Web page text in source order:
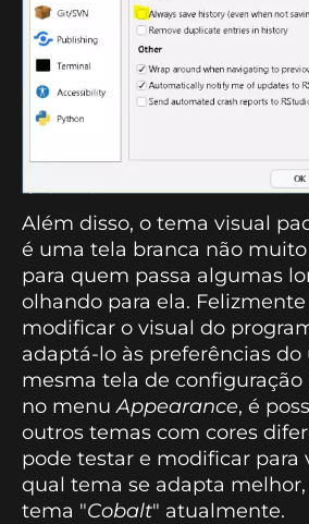
Além disso, o tema visual
é uma tela branca não
para quem passa algumas
olhando para ela.
modificar o visual do
adaptá-lo às preferências do
mesma tela de
no menuAppearance, é
outros temas com cores
pode testar e modificar para
qual tema se adapta
tema "Cobalt" atualmente.